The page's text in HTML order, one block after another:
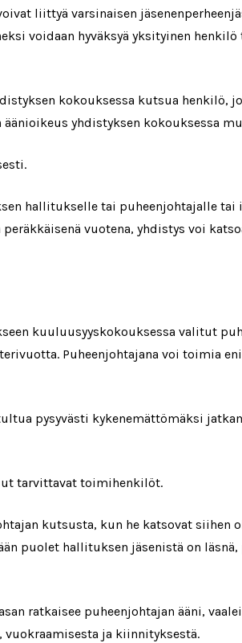
liittyä varsinaisen
voidaan hyväksyä yksityinen
kokouksessa kutsua henkilö,
yhdistyksen kokouksessa
hallitukselle tai puheenjohtajalle
vuotena, yhdistys voi
kuuluusyyskokouksessa valitut
Puheenjohtajana voi toimia
pysyvästi kykenemättömäksi
tarvittavat toimihenkilöt.
kutsusta, kun he katsovat siihen
puolet hallituksen jäsenistä on läsnä,
ratkaisee puheenjohtajan ääni,
ja kiinnityksestä.